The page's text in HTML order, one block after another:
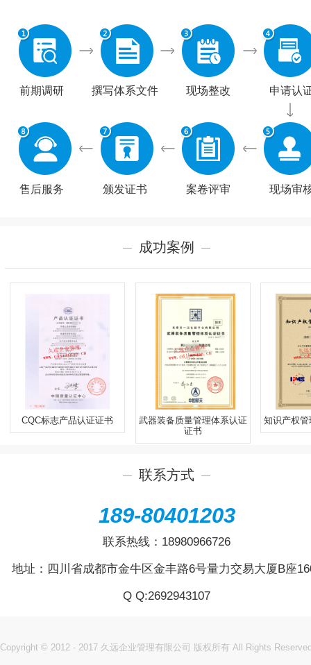
前期调研 撰写体系文件 现场整改 申请认
售后服务 颁发证书 案卷评审 现场审
成功案例
CQC标志产品认证证书
武器装备质量管理体系认证
证书
知识产权
联系方式
189-80401203
联系热线： 18980966726
地址：四川省成都市金牛区金丰路6号量力交易大厦B座
Q Q:2692943107
Copyright © 2012 - 2017 久远企业管理有限公司 版权所有 All Rights